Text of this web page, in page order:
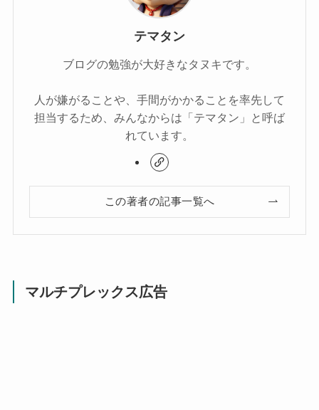
テマタン
ブログの勉強が大好きなタヌキです。
人が嫌がることや、手間がかかることを率先して
担当するため、みんなからは「テマタン」と呼ば
れています。
この著者の記事一覧へ
マルチプレックス広告